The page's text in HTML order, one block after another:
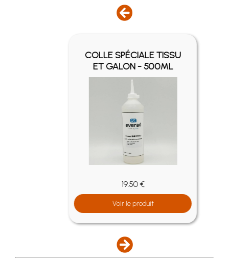
COLLE SPÉCIALE TISSU
ET GALON - 500ML
19.50 €
Voir le produit